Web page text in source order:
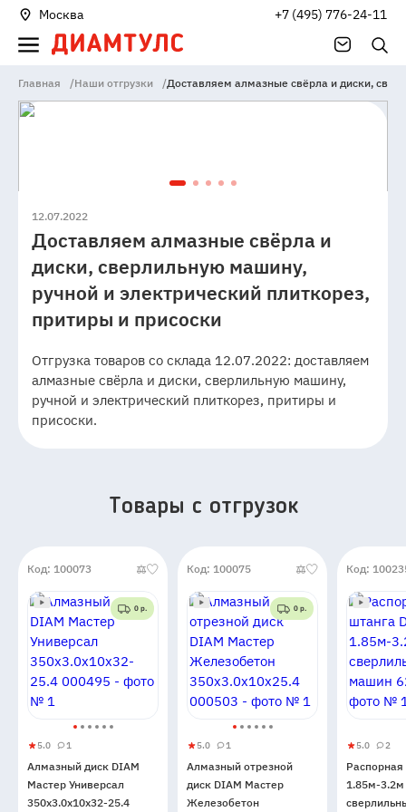
Москва +7 (495) 776-24-11
Главная /Наши отгрузки /Доставляем алмазные свёрла и диски,
12.07.2022
Доставляем алмазные свёрла и
диски, сверлильную машину,
ручной и электрический плиткорез,
притиры и присоски
Отгрузка товаров со склада 12.07.2022: доставляем
алмазные свёрла и диски, сверлильную машину,
ручной и электрический плиткорез, притиры и
присоски.
Товары c отгрузок
Код: 100073
0 р.
Алмазный
диск
DIAM
5.0
5
1 1
Алмазный диск DIAM
Мастер Универсал
350x3.0x10x32-25.4
Код: 100075
0 р.
Алмазный
отрезной
диск
5.0
5
1 1
Алмазный отрезной
диск DIAM Мастер
Железобетон
Код:
штанга
DIAM
5.0
5
2 2
1.85м-3.2м